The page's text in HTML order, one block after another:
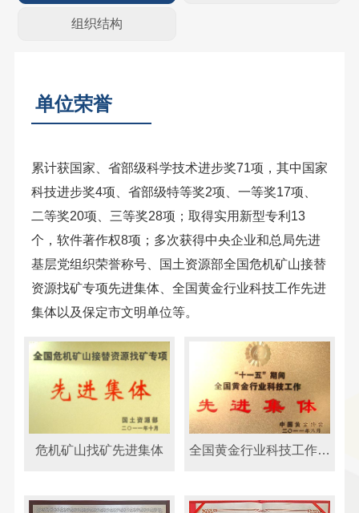
组织结构
单位荣誉
累计获国家、省部级科学技术进步奖71项，其中国家
科技进步奖4项、省部级特等奖2项、一等奖17项、
二等奖20项、三等奖28项；取得实用新型专利13
个，软件著作权8项；多次获得中央企业和总局先进
基层党组织荣誉称号、国土资源部全国危机矿山接替
资源找矿专项先进集体、全国黄金行业科技工作先进
集体以及保定市文明单位等。
危机矿山找矿先进集体
全国黄金行业科技工作先